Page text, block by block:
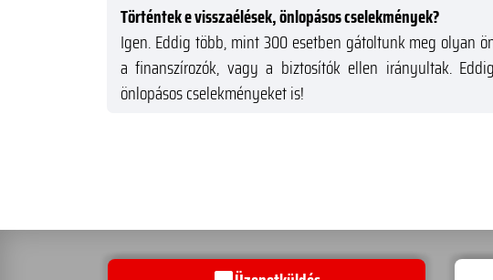
Történtek e visszaélések, önlopásos cselekmények?
Igen. Eddig több, mint 300 esetben gátoltunk meg olyan
a finanszírozók, vagy a biztosítók ellen irányultak.
önlopásos cselekményeket is!